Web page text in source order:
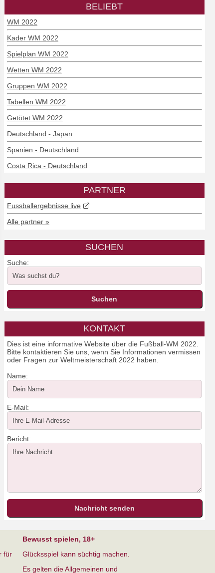
BELIEBT
WM 2022
Kader WM 2022
Spielplan WM 2022
Wetten WM 2022
Gruppen WM 2022
Tabellen WM 2022
Getötet WM 2022
Deutschland - Japan
Spanien - Deutschland
Costa Rica - Deutschland
PARTNER
Fussballergebnisse live
Alle partner »
SUCHEN
Suche:
KONTAKT
Dies ist eine informative Website über die Fußball-WM 2022.
Bitte kontaktieren Sie uns, wenn Sie Informationen vermissen
oder Fragen zur Weltmeisterschaft 2022 haben.
Name:
E-Mail:
Bericht:
für
Bewusst spielen, 18+
Glücksspiel kann süchtig machen.
Es gelten die Allgemeinen und